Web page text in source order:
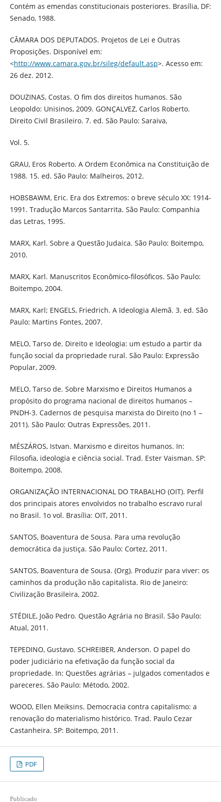
Contém as emendas constitucionais posteriores. Brasília, DF:
Senado, 1988.
CÂMARA DOS DEPUTADOS. Projetos de Lei e Outras
Proposições. Disponível em:
<http://www.camara.gov.br/sileg/default.asp>. Acesso em:
26 dez. 2012.
DOUZINAS, Costas. O fim dos direitos humanos. São
Leopoldo: Unisinos, 2009. GONÇALVEZ, Carlos Roberto.
Direito Civil Brasileiro. 7. ed. São Paulo: Saraiva,
Vol. 5.
GRAU, Eros Roberto. A Ordem Econômica na Constituição de
1988. 15. ed. São Paulo: Malheiros, 2012.
HOBSBAWM, Eric. Era dos Extremos: o breve século XX: 1914-
1991. Tradução Marcos Santarrita. São Paulo: Companhia
das Letras, 1995.
MARX, Karl. Sobre a Questão Judaica. São Paulo: Boitempo,
2010.
MARX, Karl. Manuscritos Econômico-filosóficos. São Paulo:
Boitempo, 2004.
MARX, Karl; ENGELS, Friedrich. A Ideologia Alemã. 3. ed. São
Paulo: Martins Fontes, 2007.
MELO, Tarso de. Direito e Ideologia: um estudo a partir da
função social da propriedade rural. São Paulo: Expressão
Popular, 2009.
MELO, Tarso de. Sobre Marxismo e Direitos Humanos a
propósito do programa nacional de direitos humanos –
PNDH-3. Cadernos de pesquisa marxista do Direito (no 1 –
2011). São Paulo: Outras Expressões, 2011.
MÉSZÁROS, Istvan. Marxismo e direitos humanos. In:
Filosofia, ideologia e ciência social. Trad. Ester Vaisman. SP:
Boitempo, 2008.
ORGANIZAÇÃO INTERNACIONAL DO TRABALHO (OIT). Perfil
dos principais atores envolvidos no trabalho escravo rural
no Brasil. 1o vol. Brasília: OIT, 2011.
SANTOS, Boaventura de Sousa. Para uma revolução
democrática da justiça. São Paulo: Cortez, 2011.
SANTOS, Boaventura de Sousa. (Org). Produzir para viver: os
caminhos da produção não capitalista. Rio de Janeiro:
Civilização Brasileira, 2002.
STÉDILE, João Pedro. Questão Agrária no Brasil. São Paulo:
Atual, 2011.
TEPEDINO, Gustavo. SCHREIBER, Anderson. O papel do
poder judiciário na efetivação da função social da
propriedade. In: Questões agrárias – julgados comentados e
pareceres. São Paulo: Método, 2002.
WOOD, Ellen Meiksins. Democracia contra capitalismo: a
renovação do materialismo histórico. Trad. Paulo Cezar
Castanheira. SP: Boitempo, 2011.
PDF
Publicado